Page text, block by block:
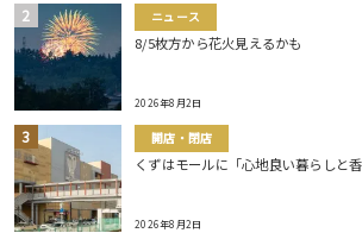
ニュース
8/5枚方から花火見えるかも
2026年8月2日
開店・閉店
くずはモールに「心地良い暮らしと
2026年8月2日